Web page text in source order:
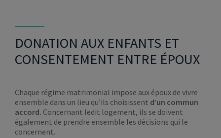
DONATION AUX ENFANTS ET
CONSENTEMENT ENTRE ÉPOUX
Chaque régime matrimonial impose aux époux de vivre
ensemble dans un lieu qu’ils choisissent d’un commun
accord. Concernant ledit logement, ils se doivent
également de prendre ensemble les décisions qui le
concernent.